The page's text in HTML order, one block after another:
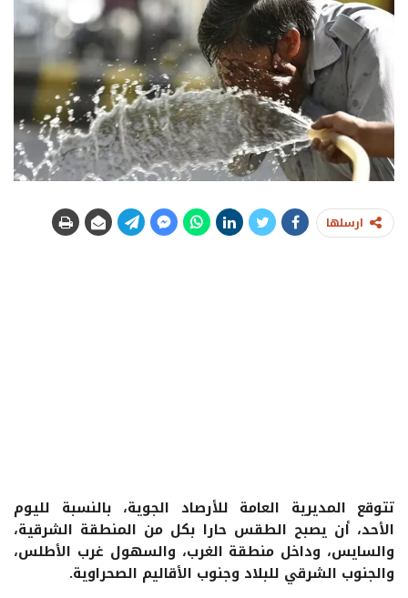
ارسلها
تتوقع المديرية العامة للأرصاد الجوية، بالنسبة لليوم
الأحد، أن يصبح الطقس حارا بكل من المنطقة الشرقية،
والسايس، وداخل منطقة الغرب، والسهول غرب الأطلس،
والجنوب الشرقي للبلاد وجنوب الأقاليم الصحراوية.